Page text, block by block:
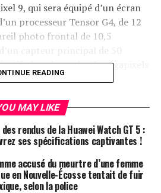
9, qui sera équipé d’un écran
processeur Tensor G4, de 12
photo frontal de 10,5
capteur principal de 50
ultra-large de 48 mégapixels
lui, présentera un écran Super
capteur principal de 50
de deux capteurs de 48
large et le téléobjectif. À
appareil photo de 42
de RAM.
READING
MAY LIKE
rendus de la Huawei Watch GT 5 :
ses spécifications captivantes !
accusé du meurtre d’une femme
en Nouvelle-Écosse tentait de fuir
selon la police